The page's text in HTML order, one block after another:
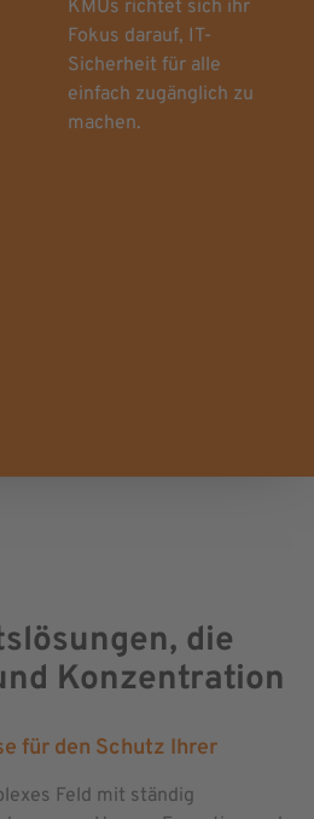
KMUs richtet sich ihr
Fokus darauf, IT-
Sicherheit für alle
einfach zugänglich zu
machen.
die
Konzentration
für den Schutz Ihrer
Feld mit ständig